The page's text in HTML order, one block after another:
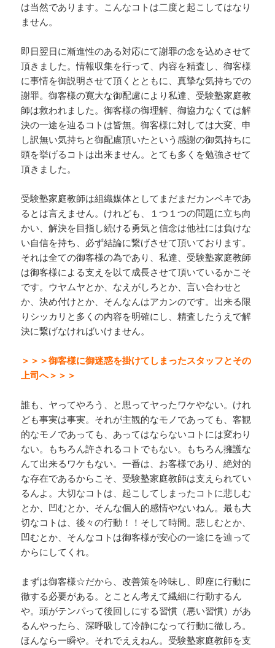
は当然であります。こんなコトは二度と起こしてはなり
ません。
即日翌日に漸進性のある対応にて謝罪の念を込めさせて
頂きました。情報収集を行って、内容を精査し、御客様
に事情を御説明させて頂くとともに、真摯な気持ちでの
謝罪。御客様の寛大な御配慮により私達、受験塾家庭教
師は救われました。御客様の御理解、御協力なくては解
決の一途を辿るコトは皆無。御客様に対しては大変、申
し訳無い気持ちと御配慮頂いたという感謝の御気持ちに
頭を挙げるコトは出来ません。とても多くを勉強させて
頂きました。
受験塾家庭教師は組織媒体としてまだまだカンペキであ
るとは言えません。けれども、１つ１つの問題に立ち向
かい、解決を目指し続ける勇気と信念は他社には負けな
い自信を持ち、必ず結論に繋げさせて頂いております。
それは全ての御客様の為であり、私達、受験塾家庭教師
は御客様による支えを以て成長させて頂いているかこそ
です。ウヤムヤとか、なえがしろとか、言い合わせと
か、決め付けとか、そんなんはアカンのです。出来る限
りシッカリと多くの内容を明確にし、精査したうえで解
決に繋げなければいけません。
＞＞＞御客様に御迷惑を掛けてしまったスタッフとその
上司へ＞＞＞
誰も、ヤってやろう、と思ってヤったワケやない。けれ
ども事実は事実。それが主観的なモノであっても、客観
的なモノであっても、あってはならないコトには変わり
ない。もちろん許されるコトでもない。もちろん擁護な
んて出来るワケもない。一番は、お客様であり、絶対的
な存在であるからこそ、受験塾家庭教師は支えられてい
るんよ。大切なコトは、起こしてしまったコトに悲しむ
とか、凹むとか、そんな個人的感情やないねん。最も大
切なコトは、後々の行動！！そして時間。悲しむとか、
凹むとか、そんなコトは御客様が安心の一途にを辿って
からにしてくれ。
まずは御客様☆だから、改善策を吟味し、即座に行動に
徹する必要がある。とことん考えて繊細に行動するん
や。頭がテンパって後回しにする習慣（悪い習慣）があ
るんやったら、深呼吸して冷静になって行動に徹しろ。
ほんなら一瞬や。それでええねん。受験塾家庭教師を支